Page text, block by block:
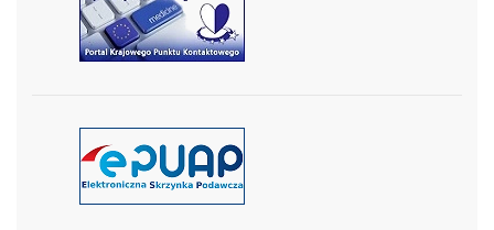
czytaj więcej
czytaj więcej